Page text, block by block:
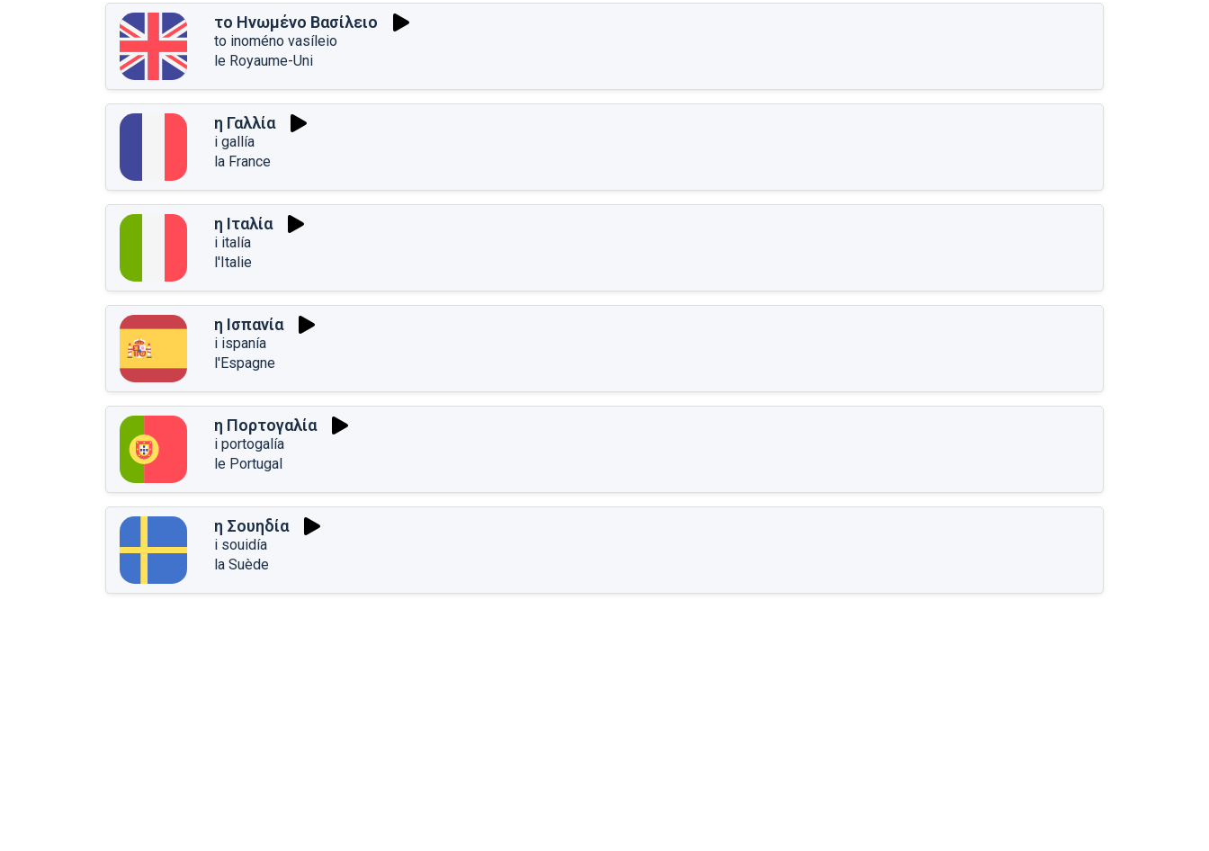
το Ηνωμένο Βασίλειο
to inoméno vasíleio
le Royaume-Uni
η Γαλλία
i gallía
la France
η Ιταλία
i italía
l'Italie
η Ισπανία
i ispanía
l'Espagne
η Πορτογαλία
i portogalía
le Portugal
η Σουηδία
i souidía
la Suède